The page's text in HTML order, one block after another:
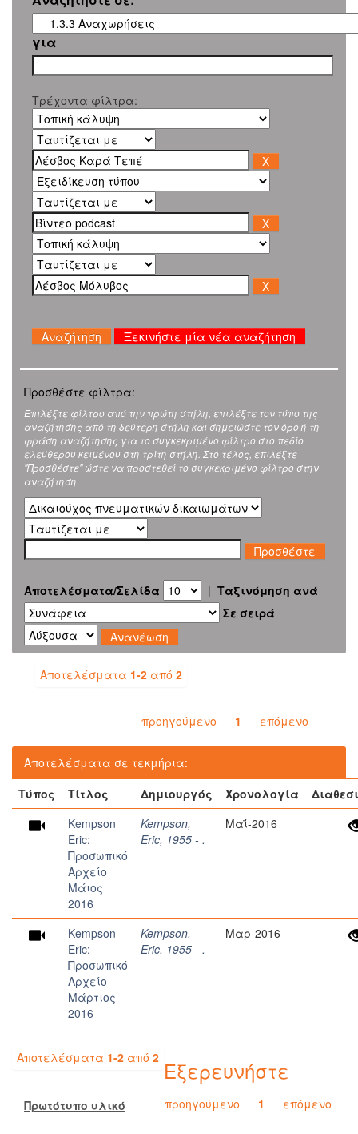
για
Τρέχοντα φίλτρα:
Ξεκινήστε μία νέα αναζήτηση
Προσθέστε φίλτρα:
Επιλέξτε φίλτρο από την πρώτη στήλη, επιλέξτε τον τύπο της
αναζήτησης από τη δεύτερη στήλη και σημειώστε τον όρο ή τη
φράση αναζήτησης για το συγκεκριμένο φίλτρο στο πεδίο
ελεύθερου κειμένου στη τρίτη στήλη. Στο τέλος, επιλέξτε
"Προσθέστε" ώστε να προστεθεί το συγκεκριμένο φίλτρο στην
αναζήτηση.
Αποτελέσματα/Σελίδα | Ταξινόμηση ανά
Σε σειρά
Αποτελέσματα 1-2 από 2
προηγούμενο 1 επόμενο
Αποτελέσματα σε τεκμήρια:
Τύπος
Τίτλος Δημιουργός Χρονολογία
Kempson
Eric:
Προσωπικό
Αρχείο
Μάιος
2016
Kempson,
Eric, 1955 - .
Μαΐ-2016
Kempson
Eric:
Προσωπικό
Αρχείο
Μάρτιος
2016
Kempson,
Eric, 1955 - .
Μαρ-2016
Αποτελέσματα 1-2 από 2
προηγούμενο 1 επόμενο
Εξερευνήστε
Πρωτότυπο υλικό